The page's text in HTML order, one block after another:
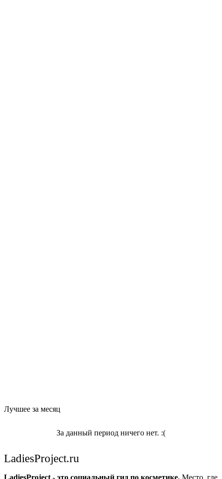
Лучшее за месяц
За данный период ничего нет. :(
LadiesProject.ru
LadiesProject - это социальный гид по косметике. Место, где